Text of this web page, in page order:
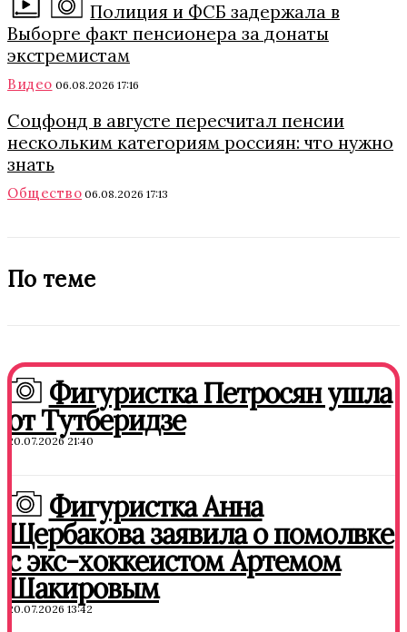
Полиция и ФСБ задержала в
Выборге факт пенсионера за донаты
экстремистам
Видео 06.08.2026 17:16
Соцфонд в августе пересчитал пенсии
нескольким категориям россиян: что нужно
знать
Общество 06.08.2026 17:13
По теме
Фигуристка Петросян ушла
от Тутберидзе
20.07.2026 21:40
Фигуристка Анна
Щербакова заявила о помолвке
с экс-хоккеистом Артемом
Шакировым
20.07.2026 13:42